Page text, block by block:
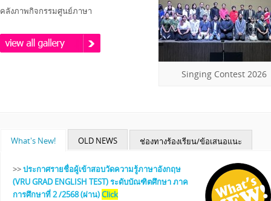
คลังภาพกิจกรรมศูนย์ภาษา
Singing Contest 2026
What's New!
>>ประกาศรายชื่อผู้เข้าสอบวัดความรู้ภาษาอังกฤษ
(VRU GRAD ENGLISH TEST) ระดับบัณฑิตศึกษา ภาค
การศึกษาที่ 2 /2568 (ผ่าน)Click
OLD NEWS
Read moreclick!
ช่องทางร้องเรียน/ข้อเสนอแนะ
ช่องทางร้องเรียน/ข้อเสนอแนะ Click